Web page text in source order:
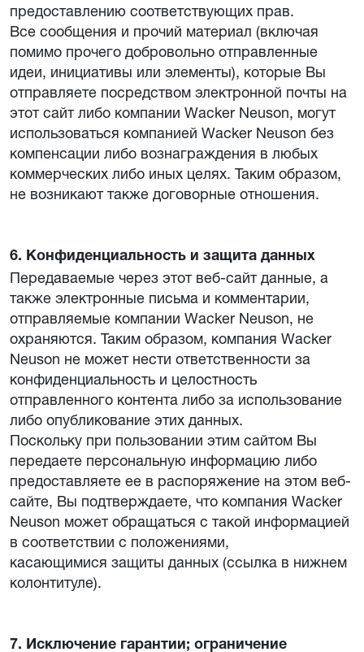
предоставлению соответствующих прав.
Все сообщения и прочий материал (включая
помимо прочего добровольно отправленные
идеи, инициативы или элементы), которые Вы
отправляете посредством электронной почты на
этот сайт либо компании Wacker Neuson, могут
использоваться компанией Wacker Neuson без
компенсации либо вознаграждения в любых
коммерческих либо иных целях. Таким образом,
не возникают также договорные отношения.
6. Конфиденциальность и защита данных
Передаваемые через этот веб-сайт данные, а
также электронные письма и комментарии,
отправляемые компании Wacker Neuson, не
охраняются. Таким образом, компания Wacker
Neuson не может нести ответственности за
конфиденциальность и целостность
отправленного контента либо за использование
либо опубликование этих данных.
Поскольку при пользовании этим сайтом Вы
передаете персональную информацию либо
предоставляете ее в распоряжение на этом веб-
сайте, Вы подтверждаете, что компания Wacker
Neuson может обращаться с такой информацией
в соответствии с положениями,
касающимися защиты данных (ссылка в нижнем
колонтитуле).
7. Исключение гарантии; ограничение